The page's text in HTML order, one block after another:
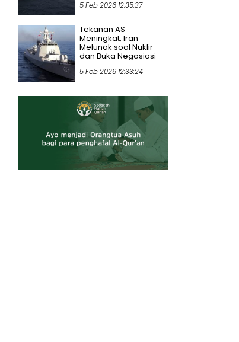
5 Feb 2026 12:35:37
Tekanan AS
Meningkat, Iran
Melunak soal Nuklir
dan Buka Negosiasi
5 Feb 2026 12:33:24